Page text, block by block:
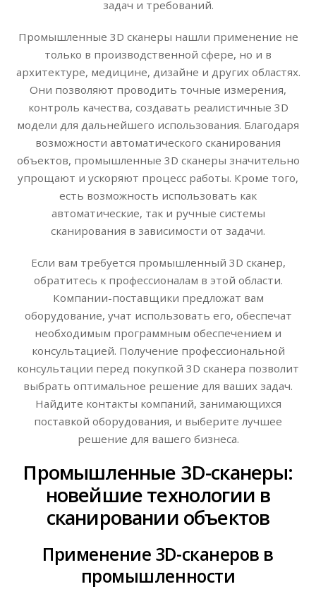
задач и требований.
Промышленные 3D сканеры нашли применение не
только в производственной сфере, но и в
архитектуре, медицине, дизайне и других областях.
Они позволяют проводить точные измерения,
контроль качества, создавать реалистичные 3D
модели для дальнейшего использования. Благодаря
возможности автоматического сканирования
объектов, промышленные 3D сканеры значительно
упрощают и ускоряют процесс работы. Кроме того,
есть возможность использовать как
автоматические, так и ручные системы
сканирования в зависимости от задачи.
Если вам требуется промышленный 3D сканер,
обратитесь к профессионалам в этой области.
Компании-поставщики предложат вам
оборудование, учат использовать его, обеспечат
необходимым программным обеспечением и
консультацией. Получение профессиональной
консультации перед покупкой 3D сканера позволит
выбрать оптимальное решение для ваших задач.
Найдите контакты компаний, занимающихся
поставкой оборудования, и выберите лучшее
решение для вашего бизнеса.
Промышленные 3D-сканеры:
новейшие технологии в
сканировании объектов
Применение 3D-сканеров в
промышленности